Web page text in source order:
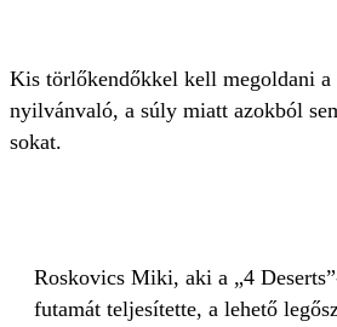
Kis törlőkendőkkel kell megoldani a
nyilvánvaló, a súly miatt azokból
sokat.
Roskovics Miki, aki a „4
futamát teljesítette, a lehető